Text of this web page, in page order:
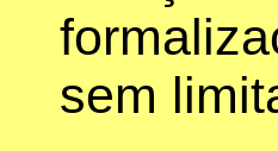
sem